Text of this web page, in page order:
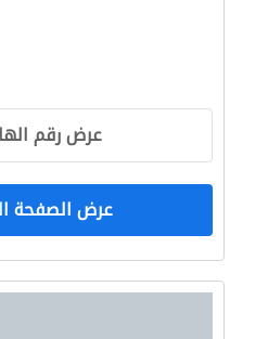
عرض رقم
عرض الصفحة